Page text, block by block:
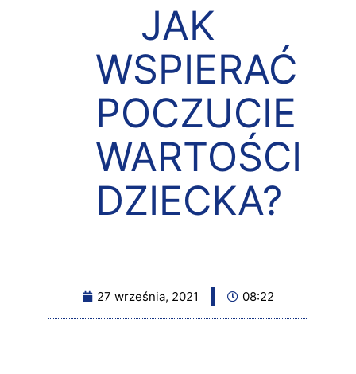
JAK
WSPIERAĆ
POCZUCIE
WARTOŚCI
DZIECKA?
27 września, 2021 08:22